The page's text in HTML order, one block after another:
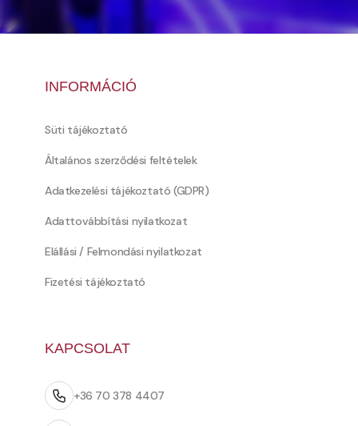
INFORMÁCIÓ
Süti tájékoztató
Általános szerződési feltételek
Adatkezelési tájékoztató (GDPR)
Adattovábbítási nyilatkozat
Elállási / Felmondási nyilatkozat
Fizetési tájékoztató
KAPCSOLAT
+36 70 378 4407